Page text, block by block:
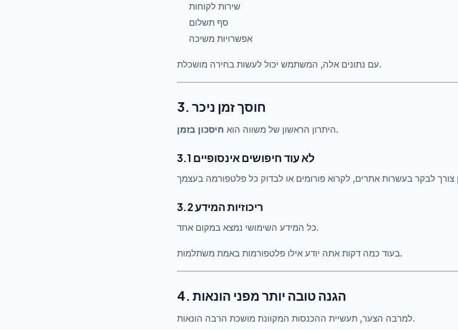
שירות לקוחות
סף תשלום
אפשרויות משיכה
עם נתונים אלה, המשתמש יכול לעשות בחירה מושכלת.
3. חוסך זמן ניכר
היתרון הראשון של משווה הוא חיסכון בזמן .
3.1 לא עוד חיפושים אינסופיים
3.2 ריכוזיות המידע
כל המידע השימושי נמצא במקום אחד.
בעוד כמה דקות אתה יודע אילו פלטפורמות באמת משתלמות.
4. הגנה טובה יותר מפני הונאות
למרבה הצער, תעשיית ההכנסות המקוונת מושכת הרבה הונאות.